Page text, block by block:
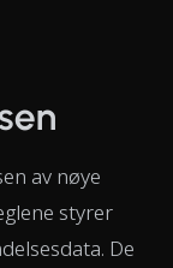
av nøye
styrer
De